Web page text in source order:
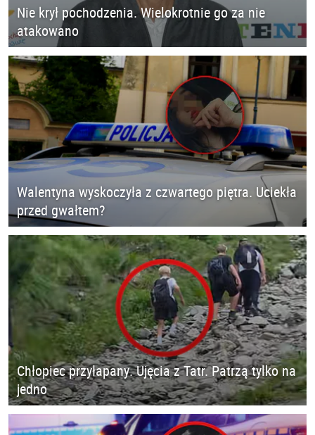
Nie krył pochodzenia. Wielokrotnie go za nie
atakowano
Walentyna wyskoczyła z czwartego piętra. Uciekła
przed gwałtem?
Chłopiec przyłapany. Ujęcia z Tatr. Patrzą tylko na
jedno